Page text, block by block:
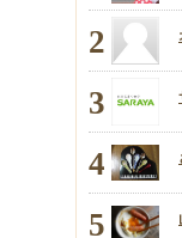
2
3
4
5